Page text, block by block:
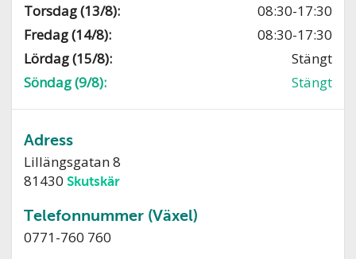
Torsdag (13/8):
08:30-17:30
Fredag (14/8):
08:30-17:30
Lördag (15/8):
Stängt
Söndag (9/8):
Stängt
Adress
Lillängsgatan 8
81430Skutskär
Telefonnummer (Växel)
0771-760 760